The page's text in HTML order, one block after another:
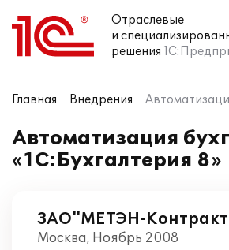
Отраслевые
и
решения
Главная Внедрения
Автоматизация
«1С:Бухгалтерия 8»
ЗАО"МЕТЭН-
Москва, Ноябрь 2008